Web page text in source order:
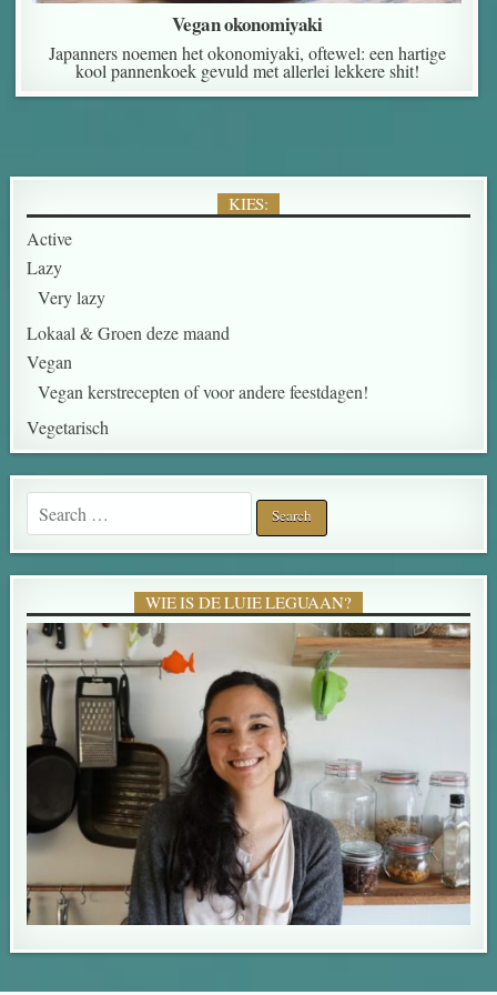
Vegan okonomiyaki
Japanners noemen het okonomiyaki, oftewel: een hartige
kool pannenkoek gevuld met allerlei lekkere shit!
KIES:
Active
Lazy
Very lazy
Lokaal & Groen deze maand
Vegan
Vegan kerstrecepten of voor andere feestdagen!
Vegetarisch
Search for:
WIE IS DE LUIE LEGUAAN?